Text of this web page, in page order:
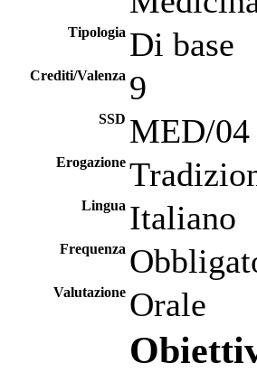
Tipologia Di base
Crediti/Valenza 9
SSD MED/04
Erogazione
Lingua Italiano
Frequenza
Valutazione Orale